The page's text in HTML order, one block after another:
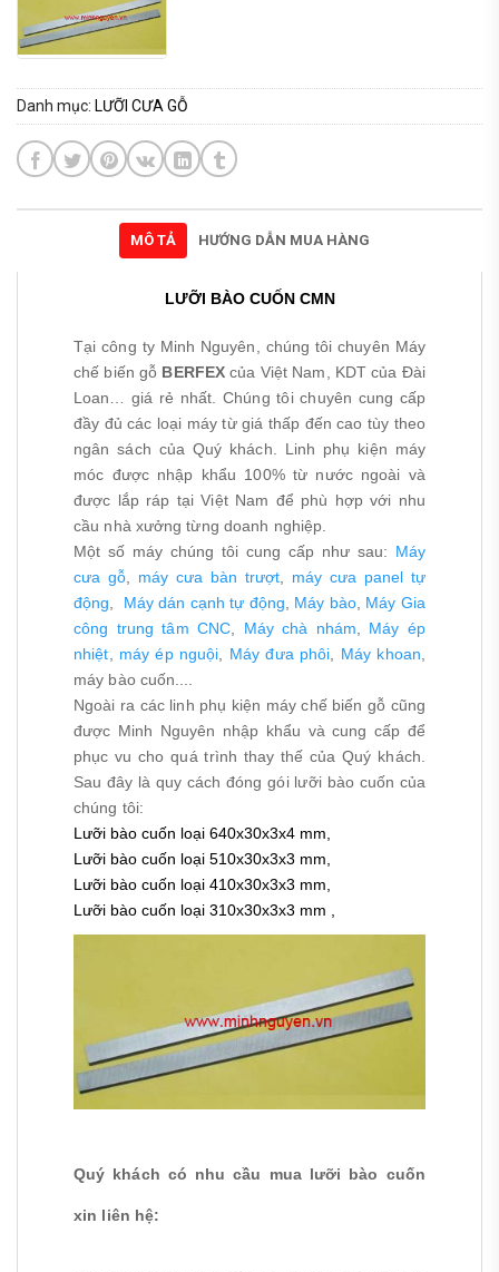
Danh mục: LƯỠI CƯA GỖ
MÔ TẢ HƯỚNG DẪN MUA HÀNG
LƯỠI BÀO CUỐN CMN
Tại công ty Minh Nguyên, chúng tôi chuyên Máy
chế biến gỗ BERFEXcủa Việt Nam, KDT của Đài
Loan… giá rẻ nhất. Chúng tôi chuyên cung cấp
đầy đủ các loại máy từ giá thấp đến cao tùy theo
ngân sách của Quý khách. Linh phụ kiện máy
móc được nhập khẩu 100% từ nước ngoài và
được lắp ráp tại Việt Nam để phù hợp với nhu
cầu nhà xưởng từng doanh nghiệp.
Một số máy chúng tôi cung cấp như sau: Máy
cưa gỗ
máy cưa bàn trượt
máy cưa panel tự
động
Máy dán cạnh tự động Máy bào Máy Gia
công trung tâm CNC
Máy chà nhám
Máy ép
nhiệt
máy ép nguội Máy đưa phôi Máy khoan
máy bào cuốn....
Ngoài ra các linh phụ kiện máy chế biến gỗ cũng
được Minh Nguyên nhập khẩu và cung cấp để
phục vu cho quá trình thay thế của Quý khách.
Sau đây là quy cách đóng gói lưỡi bào cuốn của
chúng tôi:
Lưỡi bào cuốn loại 640x30x3x4 mm,
Lưỡi bào cuốn loại 510x30x3x3 mm,
Lưỡi bào cuốn loại 410x30x3x3 mm,
Lưỡi bào cuốn loại 310x30x3x3 mm ,
Quý khách có nhu cầu mua lưỡi bào cuốn
xin liên hệ: